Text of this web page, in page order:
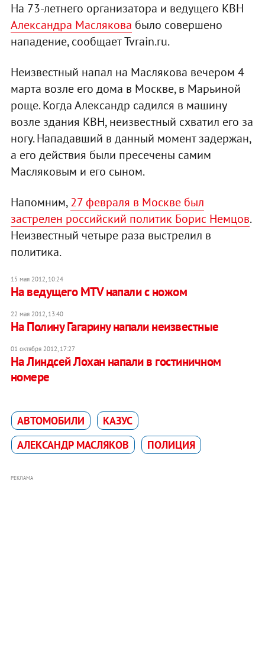
На 73-летнего организатора и ведущего КВН
Александра Маслякова было совершено
нападение, сообщает Tvrain.ru.
Неизвестный напал на Маслякова вечером 4
марта возле его дома в Москве, в Марьиной
роще. Когда Александр садился в машину
возле здания КВН, неизвестный схватил его за
ногу. Нападавший в данный момент задержан,
а его действия были пресечены самим
Масляковым и его сыном.
Напомним,27 февраля в Москве был
застрелен российский политик Борис Немцов.
Неизвестный четыре раза выстрелил в
политика.
15 мая 2012, 10:24
На ведущего MTV напали с ножом
22 мая 2012, 13:40
На Полину Гагарину напали неизвестные
01 октября 2012, 17:27
На Линдсей Лохан напали в гостиничном
номере
АВТОМОБИЛИ
КАЗУС
АЛЕКСАНДР МАСЛЯКОВ
ПОЛИЦИЯ
РЕКЛАМА